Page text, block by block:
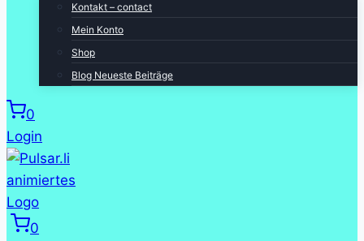
Kontakt – contact
Mein Konto
Shop
Blog Neueste Beiträge
0
Login
0